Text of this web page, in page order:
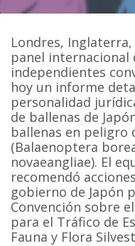
Londres,
panel internacional
independientes
hoy un informe
personalidad
de ballenas de
ballenas en peligro
(Balaenoptera
novaeangliae). El
recomendó
gobierno de Japón
Convención sobre
para el Tráfico de
Fauna y Flora